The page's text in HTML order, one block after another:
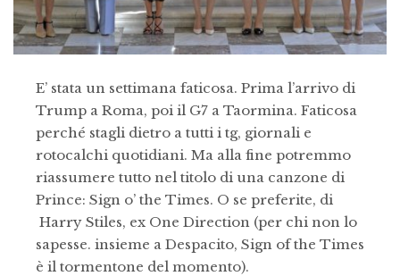
E’ stata un settimana faticosa. Prima l’arrivo di
Trump a Roma, poi il G7 a Taormina. Faticosa
perché stagli dietro a tutti i tg, giornali e
rotocalchi quotidiani. Ma alla fine potremmo
riassumere tutto nel titolo di una canzone di
Prince: Sign o’ the Times. O se preferite, di
Harry Stiles, ex One Direction (per chi non lo
sapesse. insieme a Despacito, Sign of the Times
è il tormentone del momento).